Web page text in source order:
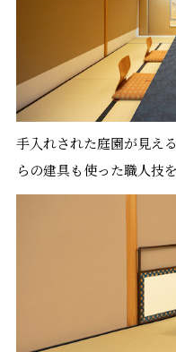
手入れされた庭園が見え
らの建具も使った職人技